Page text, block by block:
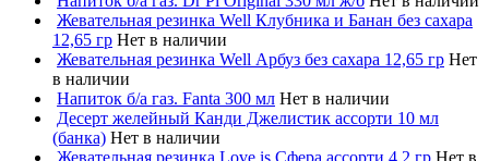
Жевательная резинка Well Клубника и Банан без сахара
12,65 гр Нет в наличии
Жевательная резинка Well Арбуз без сахара 12,65 гр Нет
в наличии
Напиток б/а газ. Fanta 300 мл Нет в наличии
Десерт желейный Канди Джелистик ассорти 10 мл
(банка) Нет в наличии
Жевательная резинка Love is Сфера ассорти 4,2 гр Нет в